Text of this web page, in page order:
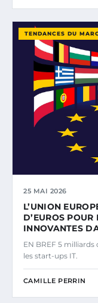
TENDANCES DU
25 MAI 2026
L’UNION
D’EUROS POUR
INNOVANTES
EN BREF 5 milliards
les start-ups IT.
CAMILLE PERRIN